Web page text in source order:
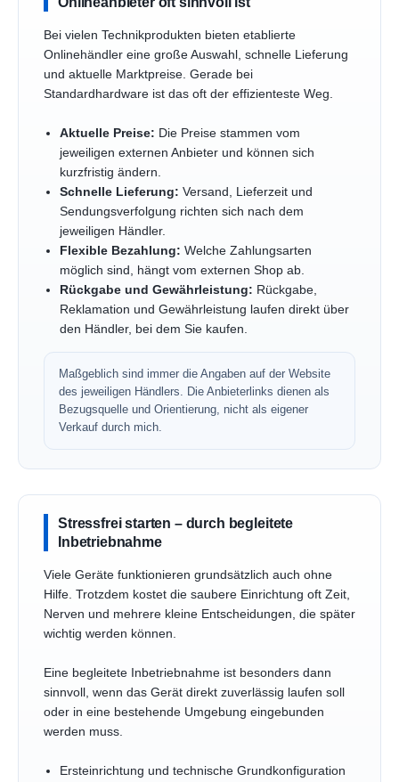
Bei vielen Technikprodukten bieten etablierte
Onlinehändler eine große Auswahl, schnelle Lieferung
und aktuelle Marktpreise. Gerade bei
Standardhardware ist das oft der effizienteste Weg.
Aktuelle Preise: Die Preise stammen vom
jeweiligen externen Anbieter und können sich
kurzfristig ändern.
Schnelle Lieferung: Versand, Lieferzeit und
Sendungsverfolgung richten sich nach dem
jeweiligen Händler.
Flexible Bezahlung: Welche Zahlungsarten
möglich sind, hängt vom externen Shop ab.
Rückgabe und Gewährleistung: Rückgabe,
Reklamation und Gewährleistung laufen direkt über
den Händler, bei dem Sie kaufen.
Maßgeblich sind immer die Angaben auf der Website
des jeweiligen Händlers. Die Anbieterlinks dienen als
Bezugsquelle und Orientierung, nicht als eigener
Verkauf durch mich.
Stressfrei starten – durch begleitete
Inbetriebnahme
Viele Geräte funktionieren grundsätzlich auch ohne
Hilfe. Trotzdem kostet die saubere Einrichtung oft Zeit,
Nerven und mehrere kleine Entscheidungen, die später
wichtig werden können.
Eine begleitete Inbetriebnahme ist besonders dann
sinnvoll, wenn das Gerät direkt zuverlässig laufen soll
oder in eine bestehende Umgebung eingebunden
werden muss.
Ersteinrichtung und technische Grundkonfiguration